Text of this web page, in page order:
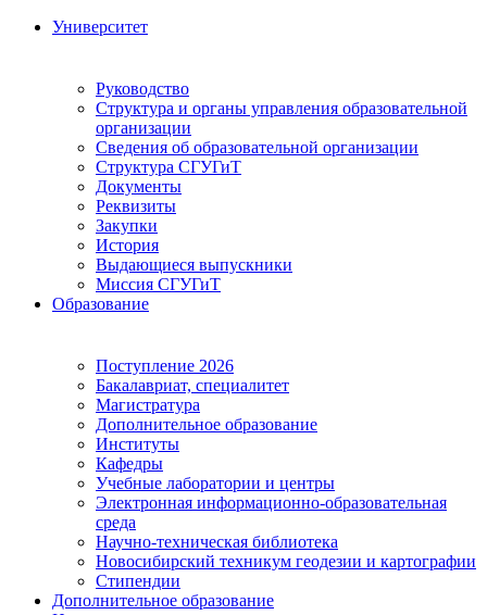
Университет
Руководство
Структура и органы управления образовательной
организации
Сведения об образовательной организации
Структура СГУГиТ
Документы
Реквизиты
Закупки
История
Выдающиеся выпускники
Миссия СГУГиТ
Образование
Поступление 2026
Бакалавриат, специалитет
Магистратура
Дополнительное образование
Институты
Кафедры
Учебные лаборатории и центры
Электронная информационно-образовательная
среда
Научно-техническая библиотека
Новосибирский техникум геодезии и картографии
Стипендии
Дополнительное образование